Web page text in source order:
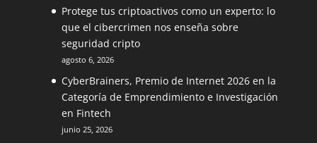
Protege tus criptoactivos como un experto: lo
que el cibercrimen nos enseña sobre
seguridad cripto
agosto 6, 2026
CyberBrainers, Premio de Internet 2026 en la
Categoría de Emprendimiento e Investigación
en Fintech
junio 25, 2026